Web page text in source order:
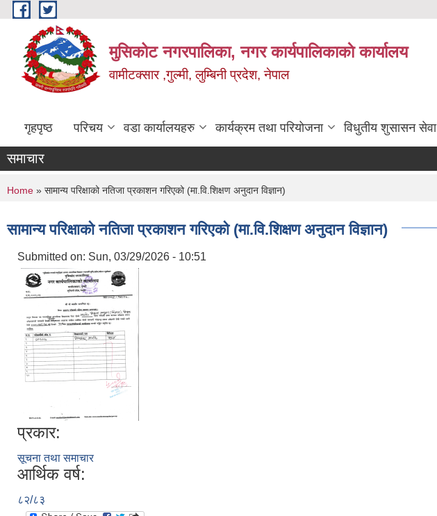
Skip to main content
मुसिकोट नगरपालिका, नगर कार्यपालिकाकाे कार्यालय
वामीटक्सार ,गुल्मी, लुम्बिनी प्रदेश, नेपाल
गृहपृष्ठ परिचय वडा कार्यालयहरु कार्यक्रम तथा परियोजना विधुतीय शुसासन सेवा
समाचार
You are here
Home » सामान्य परिक्षाको नतिजा प्रकाशन गरिएको (मा.वि.शिक्षण अनुदान विज्ञान)
सामान्य परिक्षाको नतिजा प्रकाशन गरिएको (मा.वि.शिक्षण अनुदान विज्ञान)
Submitted on: Sun, 03/29/2026 - 10:51
प्रकार:
सूचना तथा समाचार
आर्थिक वर्ष:
८२/८३